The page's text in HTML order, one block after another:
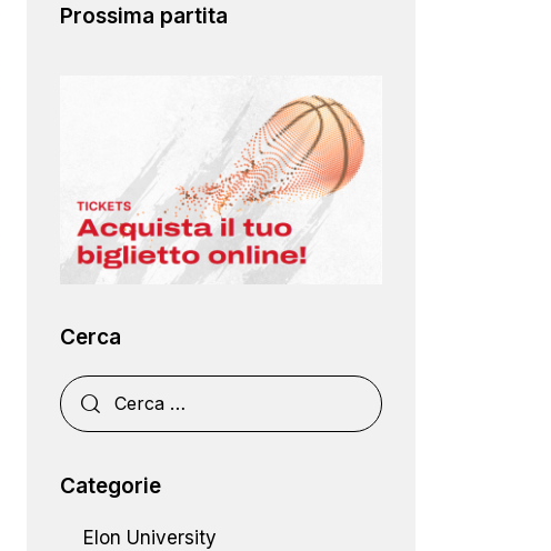
Prossima partita
Cerca
Categorie
Elon University